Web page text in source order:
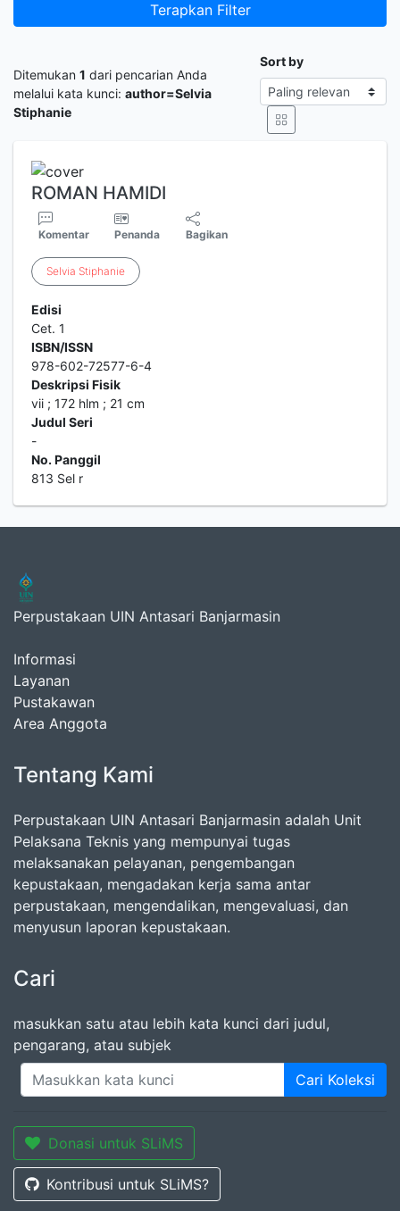
Terapkan Filter
Ditemukan 1 dari pencarian Anda
melalui kata kunci: author=Selvia
Stiphanie
Sort by
ROMAN HAMIDI
Komentar Penanda Bagikan
Selvia Stiphanie
Edisi
Cet. 1
ISBN/ISSN
978-602-72577-6-4
Deskripsi Fisik
vii ; 172 hlm ; 21 cm
Judul Seri
-
No. Panggil
813 Sel r
Perpustakaan UIN Antasari Banjarmasin
Informasi
Layanan
Pustakawan
Area Anggota
Tentang Kami
Perpustakaan UIN Antasari Banjarmasin adalah Unit
Pelaksana Teknis yang mempunyai tugas
melaksanakan pelayanan, pengembangan
kepustakaan, mengadakan kerja sama antar
perpustakaan, mengendalikan, mengevaluasi, dan
menyusun laporan kepustakaan.
Cari
masukkan satu atau lebih kata kunci dari judul,
pengarang, atau subjek
Cari Koleksi
Donasi untuk SLiMS
Kontribusi untuk SLiMS?